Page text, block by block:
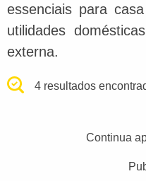
essenciais para
utilidades
externa.
4 resultados
Continua